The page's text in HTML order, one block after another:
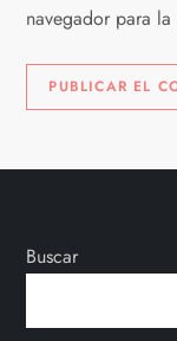
navegador para
Buscar